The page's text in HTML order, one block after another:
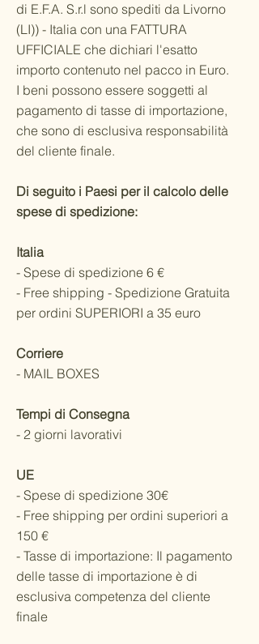
di E.F.A. S.r.l sono spediti da Livorno
(LI)) - Italia con una FATTURA
UFFICIALE che dichiari l'esatto
importo contenuto nel pacco in Euro.
I beni possono essere soggetti al
pagamento di tasse di importazione,
che sono di esclusiva responsabilità
del cliente finale.
Di seguito i Paesi per il calcolo delle
spese di spedizione:
Italia
- Spese di spedizione 6 €
- Free shipping - Spedizione Gratuita
per ordini SUPERIORI a 35 euro
Corriere
- MAIL BOXES
Tempi di Consegna
- 2 giorni lavorativi
UE
- Spese di spedizione 30€
- Free shipping per ordini superiori a
150 €
- Tasse di importazione: Il pagamento
delle tasse di importazione è di
esclusiva competenza del cliente
finale